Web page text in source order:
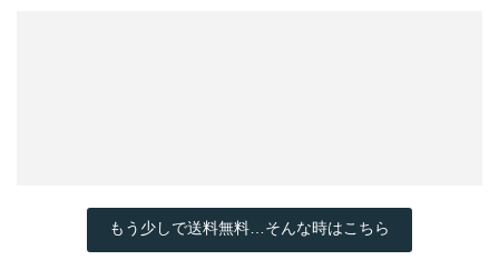
もう少しで送料無料…そんな時はこちら